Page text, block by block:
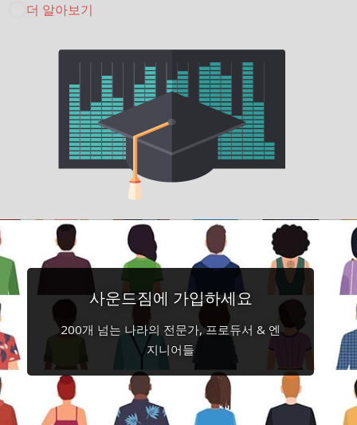
더 알아보기
사운드짐에 가입하세요
200개 넘는 나라의 전문가, 프로듀서 & 엔
지니어들